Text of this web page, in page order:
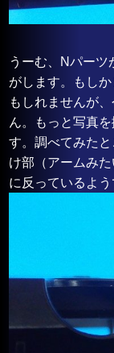
うーむ、Nパー
がします。もし
もしれませんが
ん。もっと写真
す。調べてみた
け部（アームみ
に反っているよう